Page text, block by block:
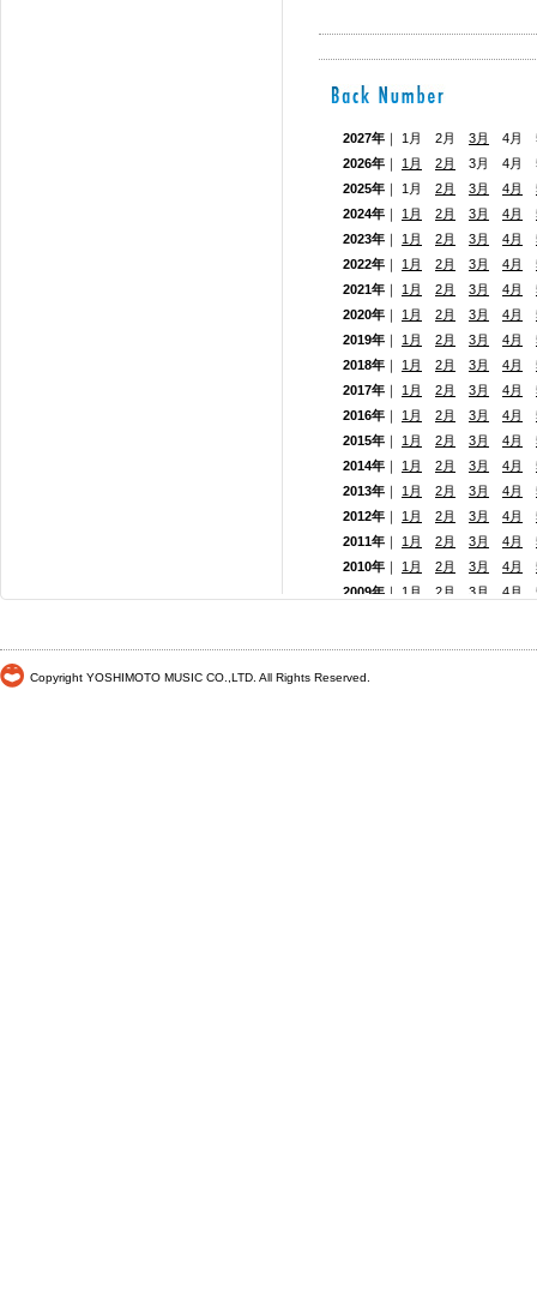
2027年 ｜ 1月 2月 3月
4月
2026年 ｜ 1月 2月
3月 4月
2025年 ｜ 1月 2月 3月 4月
2024年 ｜ 1月 2月 3月 4月
2023年 ｜ 1月 2月 3月 4月
2022年 ｜ 1月 2月 3月 4月
2021年 ｜ 1月 2月 3月 4月
2020年 ｜ 1月 2月 3月 4月
2019年 ｜ 1月 2月 3月 4月
2018年 ｜ 1月 2月 3月 4月
2017年 ｜ 1月 2月 3月 4月
2016年 ｜ 1月 2月 3月 4月
2015年 ｜ 1月 2月 3月 4月
2014年 ｜ 1月 2月 3月 4月
2013年 ｜ 1月 2月 3月 4月
2012年 ｜ 1月 2月 3月 4月
2011年 ｜ 1月 2月 3月 4月
2010年 ｜ 1月 2月 3月 4月
2009年 ｜ 1月 2月 3月 4月
Copyright YOSHIMOTO MUSIC CO.,LTD. All Rights Reserved.